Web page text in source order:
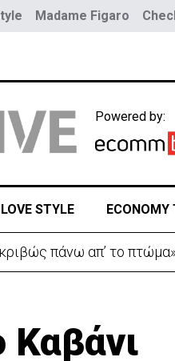
Madame Figaro
Powered by:
STYLE ECONOMY
πάνω απ’ το